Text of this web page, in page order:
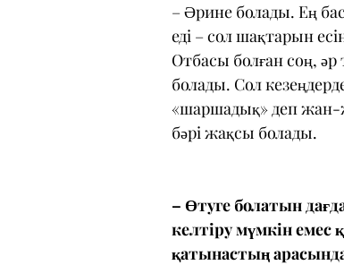
– Әрине болады. Ең
еді – сол шақтарын
Отбасы болған соң, әр
болады. Сол
«шаршадық» деп жан-
бәрі жақсы болады.
– Өтуге болатын
келтіру мүмкін емес
қатынастың